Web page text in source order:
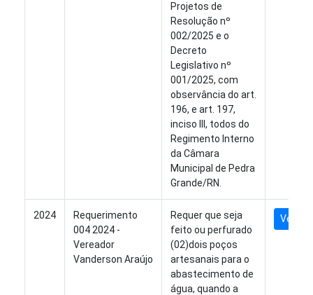
Projetos de
Resolução nº
002/2025 e o
Decreto
Legislativo nº
001/2025, com
observância do art.
196, e art. 197,
inciso III, todos do
Regimento Interno
da Câmara
Municipal de Pedra
Grande/RN.
2024
Requerimento
004 2024 -
Vereador
Vanderson Araújo
Requer que seja
feito ou perfurado
(02)dois poços
artesanais para o
abastecimento de
água, quando a
Ver